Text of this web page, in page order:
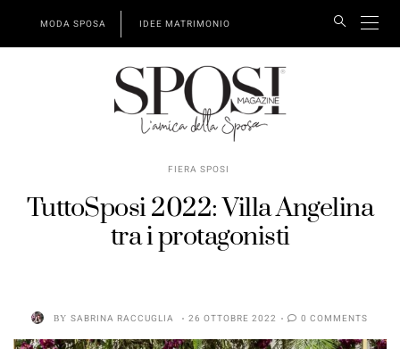
MODA SPOSA IDEE MATRIMONIO
FIERA SPOSI
TuttoSposi 2022: Villa Angelina
tra i protagonisti
BY SABRINA RACCUGLIA 26 OTTOBRE 2022 0 COMMENTS